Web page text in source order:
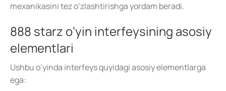
mexanikasini tez o‘zlashtirishga yordam beradi.
888 starz o‘yin interfeysining asosiy
elementlari
Ushbu o‘yinda interfeys quyidagi asosiy elementlarga
ega: